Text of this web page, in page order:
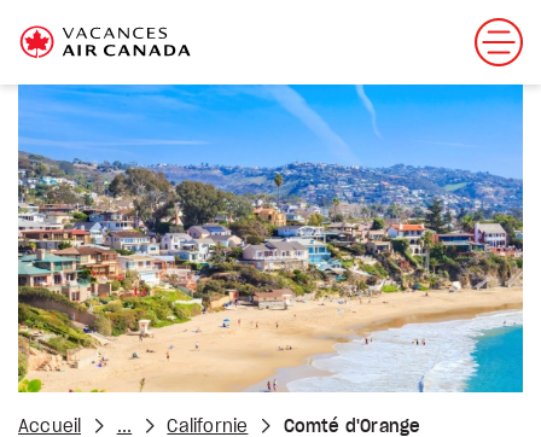
Accueil ... Californie Comté d'Orange